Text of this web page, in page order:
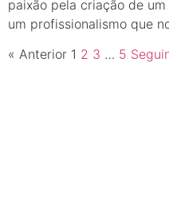
paixão pela criação de
um profissionalismo que
« Anterior 1 2 3 … 5